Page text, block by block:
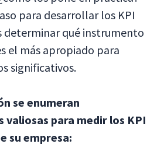
para desarrollar los KPI
determinar qué instrumento
el más apropiado para
significativos.
se enumeran
valiosas para medir los KPI
su empresa: